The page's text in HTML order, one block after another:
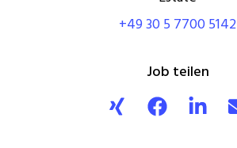
+49 30 5 7700 5142
Job teilen